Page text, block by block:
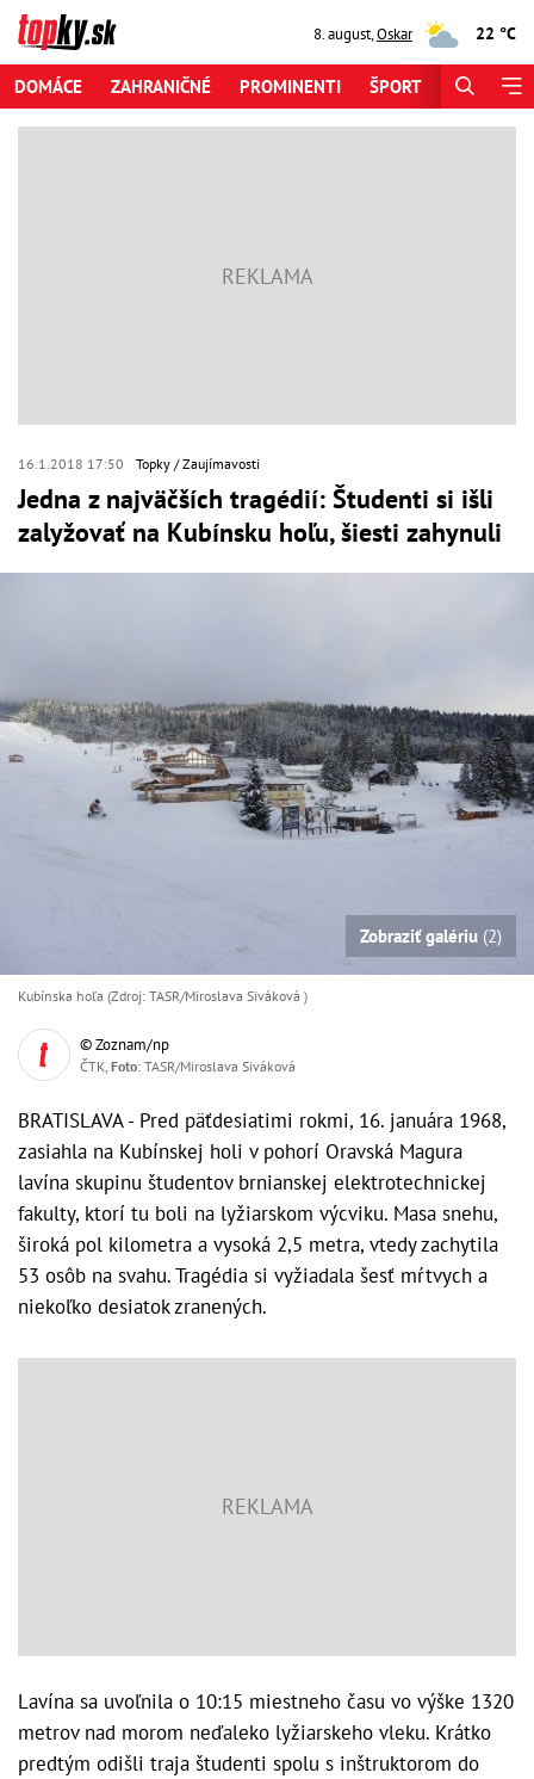
8. august,Oskar 22 °C
DOMÁCE ZAHRANIČNÉ PROMINENTI ŠPORT
16.1.2018 17:50 Topky Zaujímavosti
Jedna z najväčších tragédií: Študenti si išli
zalyžovať na Kubínsku hoľu, šiesti zahynuli
Zobraziť galériu (2)
Kubínska hoľa (Zdroj: TASR/Miroslava Siváková )
© Zoznam/np
ČTK, Foto: TASR/Miroslava Siváková
BRATISLAVA - Pred päťdesiatimi rokmi, 16. januára 1968,
zasiahla na Kubínskej holi v pohorí Oravská Magura
lavína skupinu študentov brnianskej elektrotechnickej
fakulty, ktorí tu boli na lyžiarskom výcviku. Masa snehu,
široká pol kilometra a vysoká 2,5 metra, vtedy zachytila
53 osôb na svahu. Tragédia si vyžiadala šesť mŕtvych a
niekoľko desiatok zranených.
Lavína sa uvoľnila o 10:15 miestneho času vo výške 1320
metrov nad morom neďaleko lyžiarskeho vleku. Krátko
predtým odišli traja študenti spolu s inštruktorom do